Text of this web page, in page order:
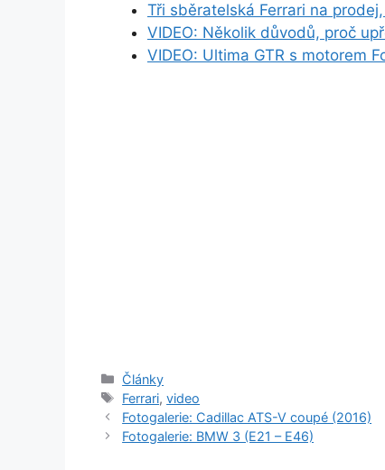
Tři sběratelská Ferrari na
VIDEO: Několik důvodů, proč
VIDEO: Ultima GTR s motorem
Rubriky
Články
Štítky
Ferrari,video
Fotogalerie: Cadillac ATS-V coupé (2016)
Fotogalerie: BMW 3 (E21 – E46)